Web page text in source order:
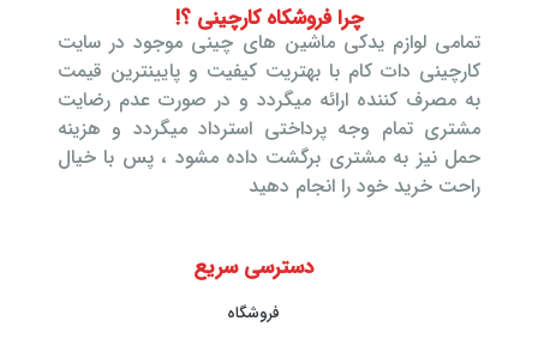
چرا فروشکاه کارچینی ؟!
تمامی لوازم یدکی ماشین های چینی موجود در سایت
کارچینی دات کام با بهتریت کیفیت و پایینترین قیمت
به مصرف کننده ارائه میگردد و در صورت عدم رضایت
مشتری تمام وجه پرداختی استرداد میگردد و هزینه
حمل نیز به مشتری برگشت داده مشود ، پس با خیال
راحت خرید خود را انجام دهید
دسترسی سریع
فروشگاه